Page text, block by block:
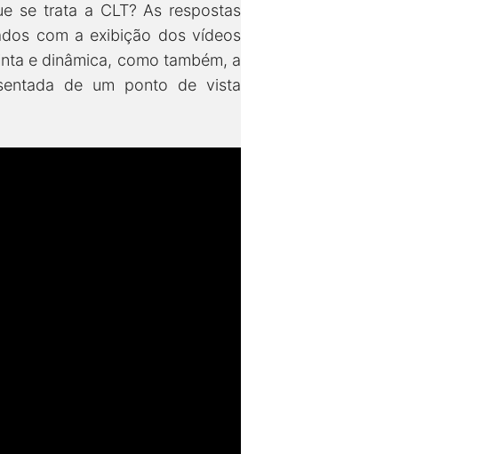
se trata a CLT? As respostas
com a exibição dos vídeos
e dinâmica, como também, a
de um ponto de vista